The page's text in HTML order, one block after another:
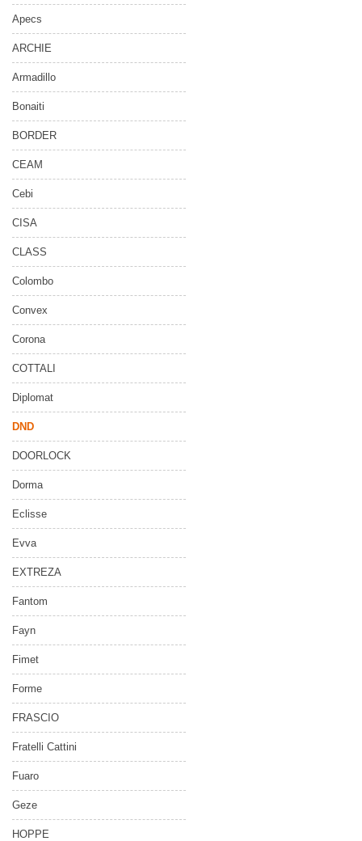
Apecs
ARCHIE
Armadillo
Bonaiti
BORDER
CEAM
Cebi
CISA
CLASS
Colombo
Convex
Corona
COTTALI
Diplomat
DND
DOORLOCK
Dorma
Eclisse
Evva
EXTREZA
Fantom
Fayn
Fimet
Forme
FRASCIO
Fratelli Cattini
Fuaro
Geze
HOPPE